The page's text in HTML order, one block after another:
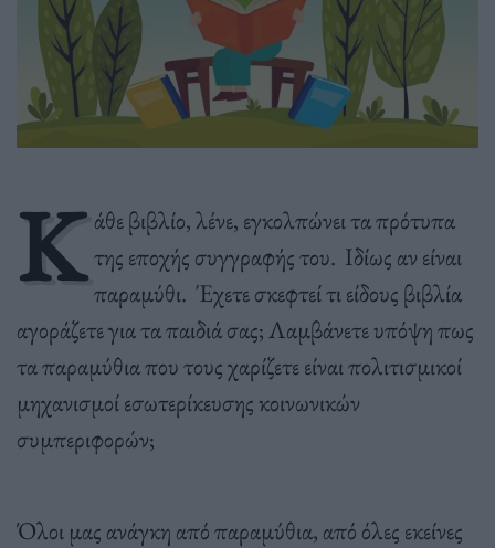
Κ άθε βιβλίο, λένε, εγκολπώνει τα πρότυπα
της εποχής συγγραφής του. Ιδίως αν είναι
παραμύθι. Έχετε σκεφτεί τι είδους βιβλία
αγοράζετε για τα παιδιά σας; Λαμβάνετε υπόψη πως
τα παραμύθια που τους χαρίζετε είναι πολιτισμικοί
μηχανισμοί εσωτερίκευσης κοινωνικών
συμπεριφορών;
Όλοι μας ανάγκη από παραμύθια, από όλες εκείνες